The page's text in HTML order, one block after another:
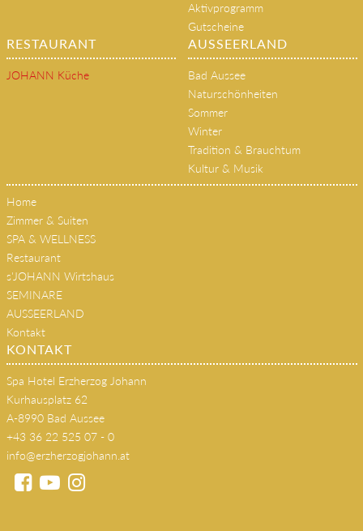
Aktivprogramm
Gutscheine
RESTAURANT
JOHANN Küche
AUSSEERLAND
Bad Aussee
Naturschönheiten
Sommer
Winter
Tradition & Brauchtum
Kultur & Musik
Home
Zimmer & Suiten
SPA & WELLNESS
Restaurant
s'JOHANN Wirtshaus
SEMINARE
AUSSEERLAND
Kontakt
KONTAKT
Spa Hotel Erzherzog Johann
Kurhausplatz 62
A-8990 Bad Aussee
+43 36 22 525 07 - 0
info@erzherzogjohann.at